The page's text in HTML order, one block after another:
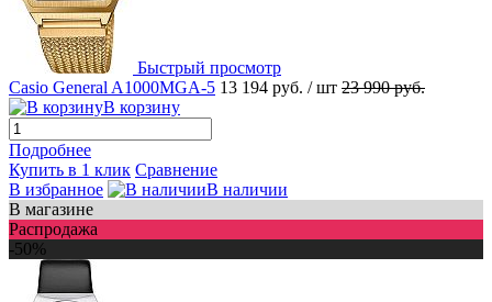
Быстрый просмотр
Casio General A1000MGA-5 13 194 руб. / шт 23 990 руб.
В корзину
Подробнее
Купить в 1 клик Сравнение
В избранное
В наличии
В магазине
Распродажа
-50%